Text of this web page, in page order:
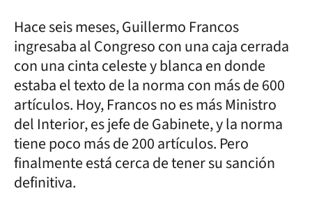
Hace seis meses, Guillermo Francos
ingresaba al Congreso con una caja cerrada
con una cinta celeste y blanca en donde
estaba el texto de la norma con más de 600
artículos. Hoy, Francos no es más Ministro
del Interior, es jefe de Gabinete, y la norma
tiene poco más de 200 artículos. Pero
finalmente está cerca de tener su sanción
definitiva.